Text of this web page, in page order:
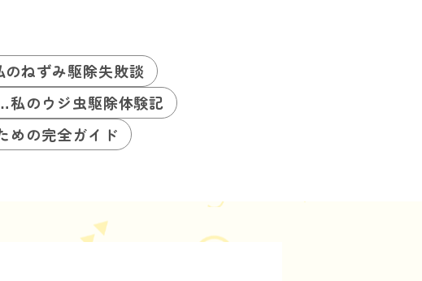
ねずみ駆除失敗談
私のウジ虫駆除体験記
めの完全ガイド